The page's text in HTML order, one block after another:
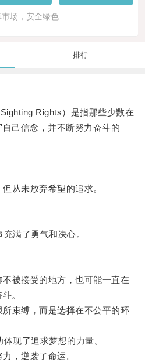
市场，安全绿色
排行
Rights）是指那些少数在
己信念，并不断努力奋斗的
未放弃希望的追求。
满了勇气和决心。
被接受的地方，也可能一直在
。
束缚，而是选择在不公平的环
现了追求梦想的力量。
，逆袭了命运。